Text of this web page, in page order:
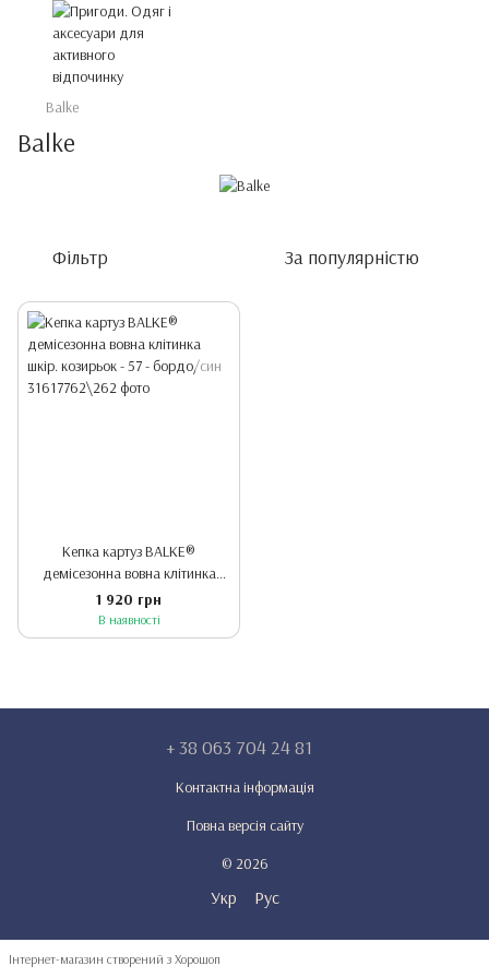
Balke
Balke
Фільтр За популярністю
Кепка картуз BALKE®
демісезонна вовна клітинка
шкір. козирьок - 57 - бордо/син
1 920 грн
В наявності
+ 38 063 704 24 81
Контактна інформація
Повна версія сайту
© 2026
Укр Рус
Інтернет-магазин створений з Хорошоп